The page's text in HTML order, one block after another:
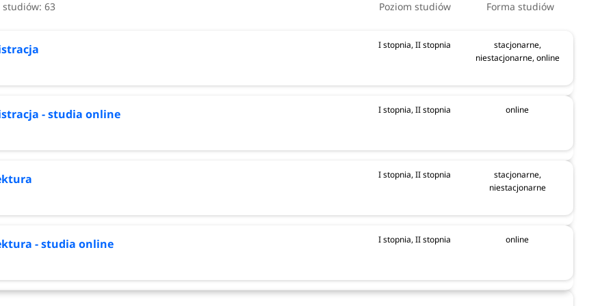
63 Poziom studiów Forma studiów
I stopnia, II stopnia
stacjonarne,
niestacjonarne, online
- studia online I stopnia, II stopnia online
I stopnia, II stopnia
stacjonarne,
niestacjonarne
- studia online I stopnia, II stopnia online